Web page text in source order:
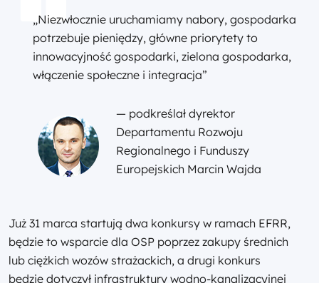
„Niezwłocznie uruchamiamy nabory, gospodarka
potrzebuje pieniędzy, główne priorytety to
innowacyjność gospodarki, zielona gospodarka,
włączenie społeczne i integracja”
— podkreślał dyrektor
Departamentu Rozwoju
Regionalnego i Funduszy
Europejskich Marcin Wajda
Już 31 marca startują dwa konkursy w ramach EFRR,
będzie to wsparcie dla OSP poprzez zakupy średnich
lub ciężkich wozów strażackich, a drugi konkurs
będzie dotyczył infrastruktury wodno-kanalizacyjnej